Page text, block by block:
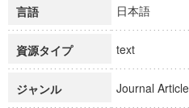
言語 日本語
資源タイプ text
ジャンル Journal